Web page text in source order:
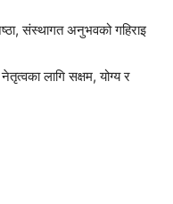
संस्थागत अनुभवको गहिराइ
लागि सक्षम, योग्य र